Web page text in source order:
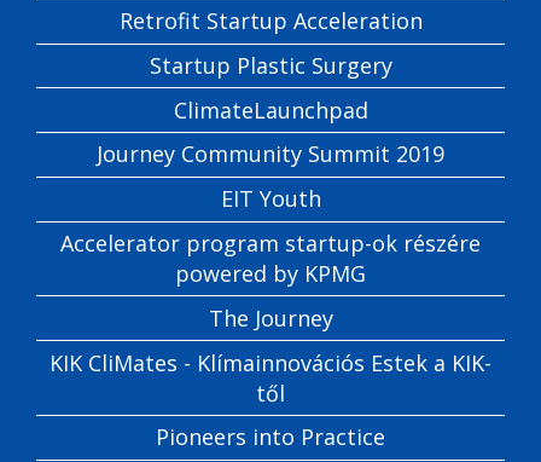
Retrofit Startup Acceleration
Startup Plastic Surgery
ClimateLaunchpad
Journey Community Summit 2019
EIT Youth
Accelerator program startup-ok részére
powered by KPMG
The Journey
KIK CliMates - Klímainnovációs Estek a KIK-
től
Pioneers into Practice